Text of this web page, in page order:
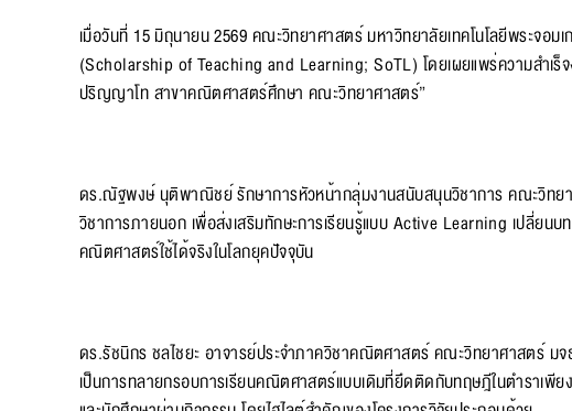
เมื่อวันที่ 15 มิถุนายน 2569 คณะวิทยาศาสตร์ มหาวิทยาลัยเทคโนโลยีพระจ
(Scholarship of Teaching and Learning; SoTL) โดยเผยแพร่ความสำเ
ปริญญาโท สาขาคณิตศาสตร์ศึกษา คณะวิทยาศาสตร์”
ดร.ณัฐพงษ์ นุติพาณิชย์ รักษาการหัวหน้ากลุ่มงานสนับสนุนวิชาการ คณะวิทยาศ
วิชาการภายนอก เพื่อส่งเสริมทักษะการเรียนรู้แบบ Active Learning เปลี่ยน
คณิตศาสตร์ใช้ได้จริงในโลกยุคปัจจุบัน
ดร.รัชนิกร ชลไชยะ อาจารย์ประจำภาควิชาคณิตศาสตร์ คณะวิทยาศาสตร์ มจ
เป็นการทลายกรอบการเรียนคณิตศาสตร์แบบเดิมที่ยึดติดกับทฤษฎีในตำราเ